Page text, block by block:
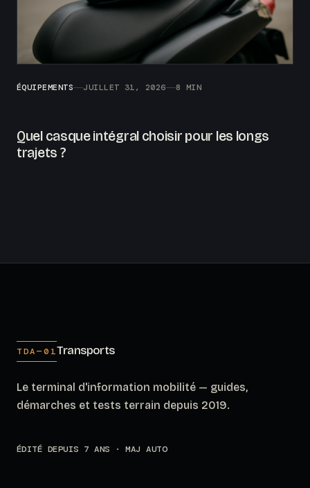
ÉQUIPEMENTS JUILLET 31, 2026 8 MIN
Quel casque intégral choisir pour les longs
trajets ?
TDA—01Transports
Le terminal d'information mobilité — guides,
démarches et tests terrain depuis 2019.
ÉDITÉ DEPUIS 7 ANS · MAJ AUTO